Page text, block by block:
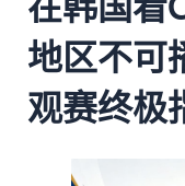
在韩国看
地区不可
观赛终极